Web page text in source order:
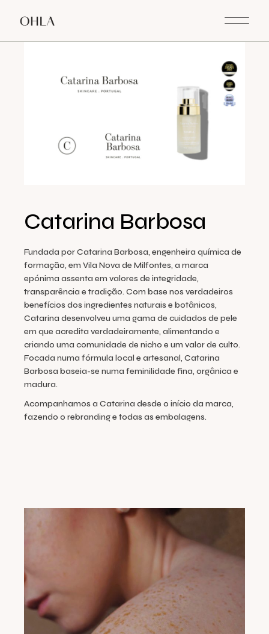
content
Catarina Barbosa
Fundada por Catarina Barbosa, engenheira química de
formação, em Vila Nova de Milfontes, a marca
epónima assenta em valores de integridade,
transparência e tradição. Com base nos verdadeiros
benefícios dos ingredientes naturais e botânicos,
Catarina desenvolveu uma gama de cuidados de pele
em que acredita verdadeiramente, alimentando e
criando uma comunidade de nicho e um valor de culto.
Focada numa fórmula local e artesanal, Catarina
Barbosa baseia-se numa feminilidade fina, orgânica e
madura.
Acompanhamos a Catarina desde o início da marca,
fazendo o rebranding e todas as embalagens.